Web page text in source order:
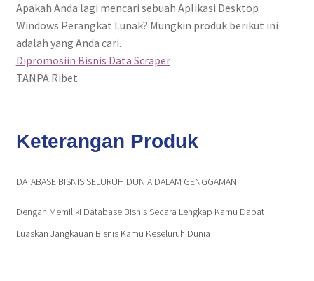
Apakah Anda lagi mencari sebuah Aplikasi Desktop
Windows Perangkat Lunak? Mungkin produk berikut ini
adalah yang Anda cari.
Dipromosiin Bisnis Data Scraper
TANPA Ribet
Keterangan Produk
DATABASE BISNIS SELURUH DUNIA DALAM GENGGAMAN
Dengan Memiliki Database Bisnis Secara Lengkap Kamu Dapat
Luaskan Jangkauan Bisnis Kamu Keseluruh Dunia